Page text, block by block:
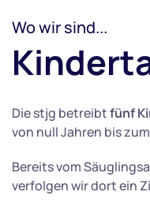
Wo wir sind...
Die stjg betreibtfünf
von null Jahren bis
Bereits vom
verfolgen wir dort ein